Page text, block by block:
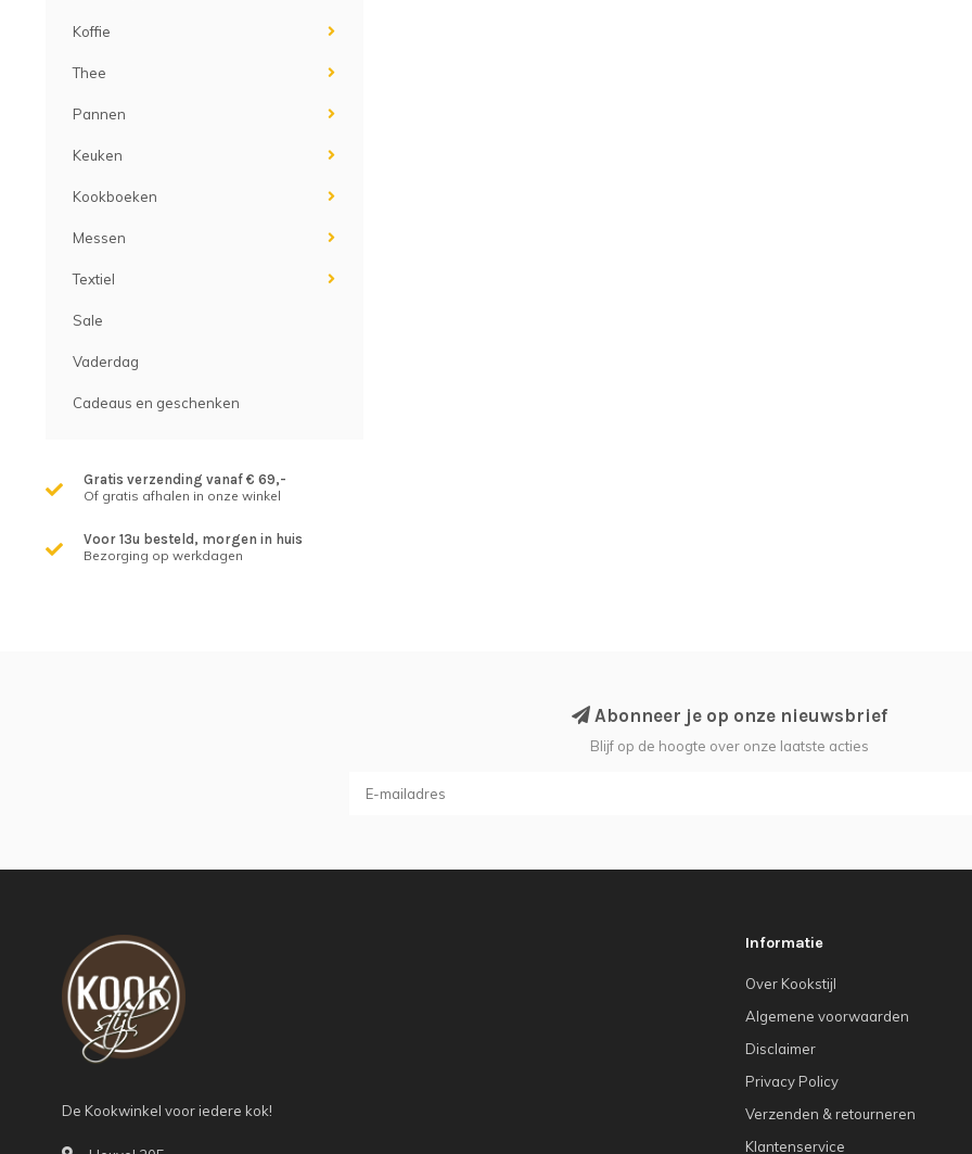
Koffie
Thee
Pannen
Keuken
Kookboeken
Messen
Textiel
Sale
Vaderdag
Cadeaus en geschenken
Gratis verzending vanaf € 69,-
Of gratis afhalen in onze winkel
Voor 13u besteld, morgen in huis
Bezorging op werkdagen
Abonneer je op onze nieuwsbrief
Blijf op de hoogte over onze laatste acties
De Kookwinkel voor iedere kok!
Informatie
Over Kookstijl
Algemene voorwaarden
Disclaimer
Privacy Policy
Verzenden & retourneren
Klantenservice